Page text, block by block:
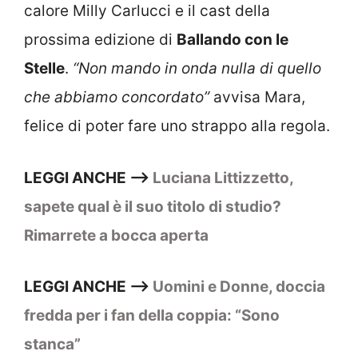
calore Milly Carlucci e il cast della
prossima edizione di Ballando con le
Stelle. “Non mando in onda nulla di quello
che abbiamo concordato”avvisa Mara,
felice di poter fare uno strappo alla regola.
LEGGI ANCHE –> Luciana Littizzetto,
sapete qual è il suo titolo di studio?
Rimarrete a bocca aperta
LEGGI ANCHE –> Uomini e Donne, doccia
fredda per i fan della coppia: “Sono
stanca”